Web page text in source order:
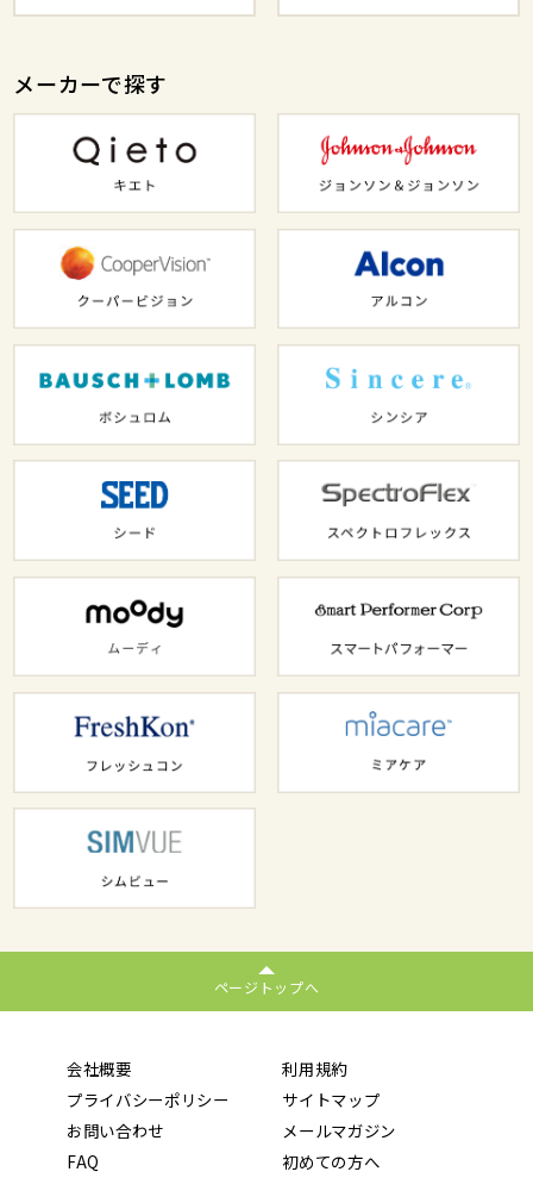
メーカーで探す
ページトップへ
会社概要
利用規約
プライバシーポリシー
サイトマップ
お問い合わせ
メールマガジン
FAQ
初めての方へ